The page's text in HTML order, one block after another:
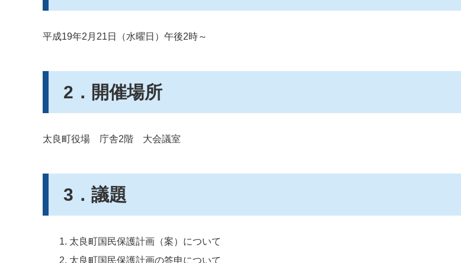
平成19年2月21日（水曜日）午後2時～
2．開催場所
太良町役場 庁舎2階 大会議室
3．議題
太良町国民保護計画（案）について
太良町国民保護計画の答申について